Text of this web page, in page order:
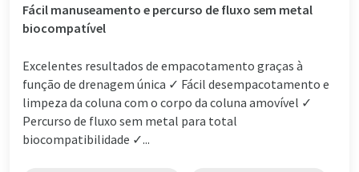
Fácil manuseamento e percurso de fluxo sem metal
biocompatível
Excelentes resultados de empacotamento graças à
função de drenagem única ✓ Fácil desempacotamento e
limpeza da coluna com o corpo da coluna amovível ✓
Percurso de fluxo sem metal para total
biocompatibilidade ✓...